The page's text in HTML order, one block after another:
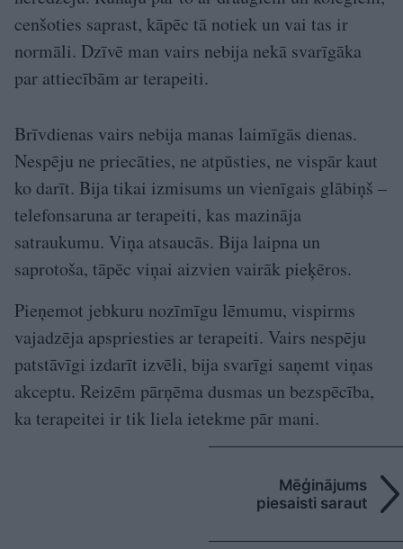
cenšoties saprast, kāpēc tā notiek un vai tas ir
normāli. Dzīvē man vairs nebija nekā svarīgāka
par attiecībām ar terapeiti.
Brīvdienas vairs nebija manas laimīgās dienas.
Nespēju ne priecāties, ne atpūsties, ne vispār kaut
ko darīt. Bija tikai izmisums un vienīgais glābiņš –
telefonsaruna ar terapeiti, kas mazināja
satraukumu. Viņa atsaucās. Bija laipna un
saprotoša, tāpēc viņai aizvien vairāk pieķēros.
Pieņemot jebkuru nozīmīgu lēmumu, vispirms
vajadzēja apspriesties ar terapeiti. Vairs nespēju
patstāvīgi izdarīt izvēli, bija svarīgi saņemt viņas
akceptu. Reizēm pārņēma dusmas un bezspēcība,
ka terapeitei ir tik liela ietekme pār mani.
Mēģinājums
piesaisti saraut